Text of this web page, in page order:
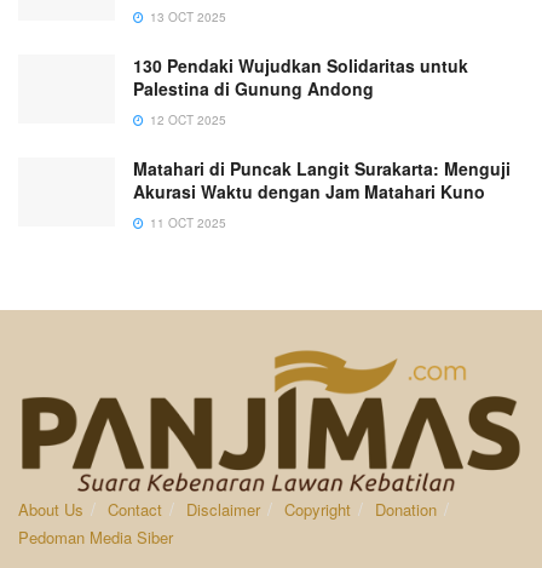
13 OCT 2025
130 Pendaki Wujudkan Solidaritas untuk
Palestina di Gunung Andong
12 OCT 2025
Matahari di Puncak Langit Surakarta: Menguji
Akurasi Waktu dengan Jam Matahari Kuno
11 OCT 2025
About Us Contact Disclaimer Copyright
Donation
Pedoman Media Siber